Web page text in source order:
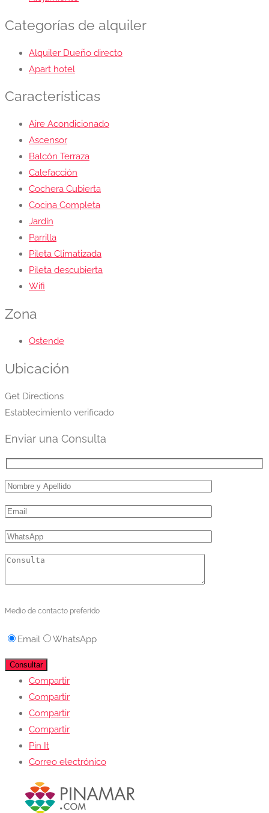
Categorías de alquiler
Alquiler Dueño directo
Apart hotel
Características
Aire Acondicionado
Ascensor
Balcón Terraza
Calefacción
Cochera Cubierta
Cocina Completa
Jardín
Parrilla
Pileta Climatizada
Pileta descubierta
Wifi
Zona
Ostende
Ubicación
Get Directions
Establecimiento verificado
Enviar una Consulta
Medio de contacto preferido
Email WhatsApp
Compartir
Compartir
Compartir
Compartir
Pin It
Correo electrónico